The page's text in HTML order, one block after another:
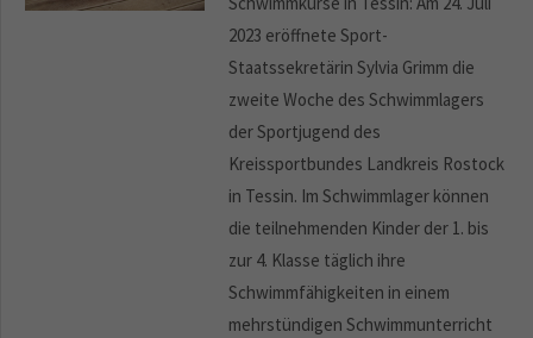
2023 eröffnete Sport-
Staatssekretärin Sylvia Grimm die
zweite Woche des Schwimmlagers
der Sportjugend des
Kreissportbundes Landkreis Rostock
in Tessin. Im Schwimmlager können
die teilnehmenden Kinder der 1. bis
zur 4. Klasse täglich ihre
Schwimmfähigkeiten in einem
mehrstündigen Schwimmunterricht